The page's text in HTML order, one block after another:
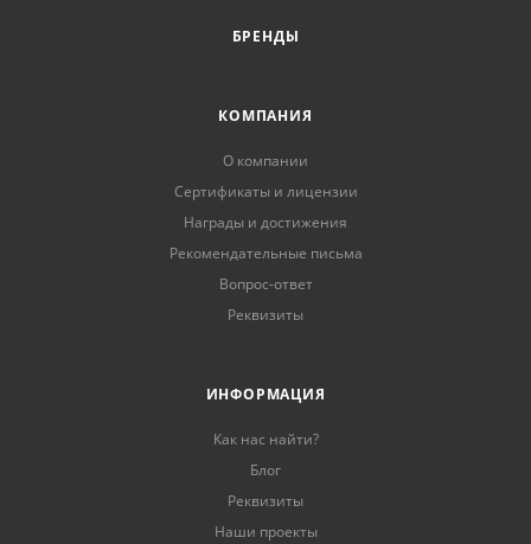
БРЕНДЫ
КОМПАНИЯ
О компании
Сертификаты и лицензии
Награды и достижения
Рекомендательные письма
Вопрос-ответ
Реквизиты
ИНФОРМАЦИЯ
Как нас найти?
Блог
Реквизиты
Наши проекты